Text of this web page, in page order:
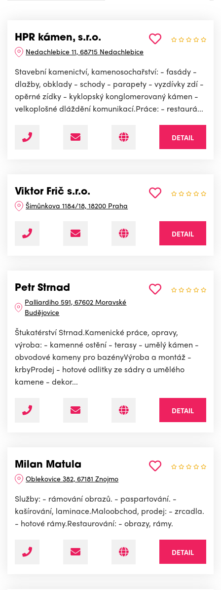
HPR kámen, s.r.o.
Nedachlebice 11, 68715 Nedachlebice
Stavební kamenictví, kamenosochařství: - fasády -
dlažby, obklady - schody - parapety - vyzdívky zdí -
opěrné zídky - kyklopský konglomerovaný kámen -
velkoplošné dláždění komunikací.Práce: - restaurá...
DETAIL
Viktor Frič s.r.o.
Šimůnkova 1184/18, 18200 Praha
DETAIL
Petr Strnad
Palliardiho 591, 67602 Moravské
Budějovice
Štukatérství Strnad.Kamenické práce, opravy,
výroba: - kamenné ostění - terasy - umělý kámen -
obvodové kameny pro bazényVýroba a montáž -
krbyProdej - hotové odlitky ze sádry a umělého
kamene - dekor...
DETAIL
Milan Matula
Oblekovice 382, 67181 Znojmo
Služby: - rámování obrazů. - paspartování. -
kašírování, laminace.Maloobchod, prodej: - zrcadla.
- hotové rámy.Restaurování: - obrazy, rámy.
DETAIL